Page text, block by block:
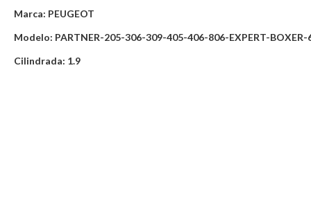
Marca: PEUGEOT
Modelo: PARTNER-205-306-309-405-406-806-EXPERT-BOXER-
Cilindrada: 1.9